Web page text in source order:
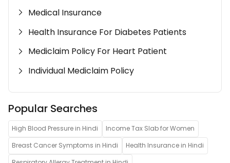
Medical Insurance
Health Insurance For Diabetes Patients
Mediclaim Policy For Heart Patient
Individual Mediclaim Policy
Popular Searches
High Blood Pressure in Hindi
Income Tax Slab for Women
Breast Cancer Symptoms in Hindi
Health Insurance in Hindi